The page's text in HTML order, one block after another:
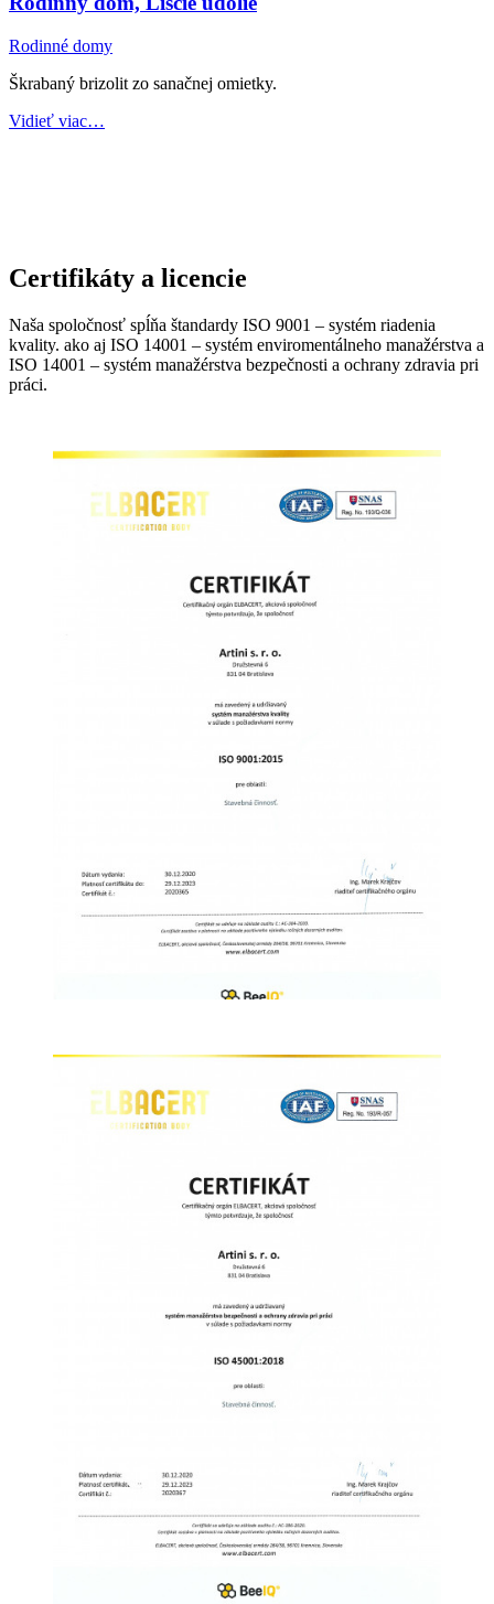
Rodinné domy
Škrabaný brizolit zo sanačnej omietky.
Vidieť viac…
Certifikáty a licencie
Naša spoločnosť spĺňa štandardy ISO 9001 – systém riadenia
kvality. ako aj ISO 14001 – systém enviromentálneho manažérstva a
ISO 14001 – systém manažérstva bezpečnosti a ochrany zdravia pri
práci.